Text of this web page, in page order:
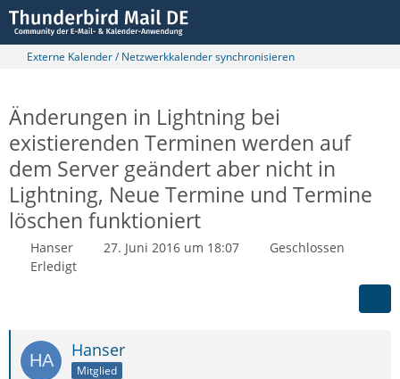
Externe Kalender / Netzwerkkalender synchronisieren
Änderungen in Lightning bei
existierenden Terminen werden auf
dem Server geändert aber nicht in
Lightning, Neue Termine und Termine
löschen funktioniert
Hanser 27. Juni 2016 um 18:07
Geschlossen
Erledigt
Hanser
Mitglied